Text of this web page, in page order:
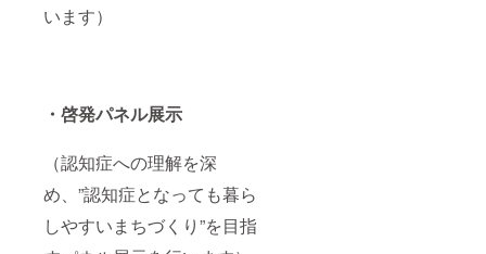
います）
・啓発パネル展示
（認知症への理解を深
め、”認知症となっても暮ら
しやすいまちづくり”を目指